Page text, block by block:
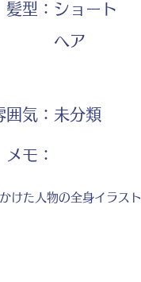
髪型： ショート
ヘア
囲気： 未分類
​メモ：
けた人物の全身イラスト